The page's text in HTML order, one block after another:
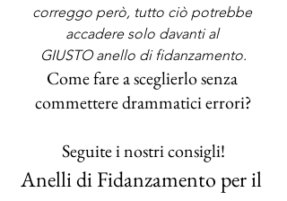
correggo però, tutto ciò potrebbe
accadere solo davanti al
GIUSTO anello di fidanzamento.
Come fare a sceglierlo senza
commettere drammatici errori?
Seguite i nostri consigli!
Anelli di Fidanzamento per il